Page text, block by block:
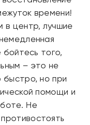
времени!
в центр, лучшие
бойтесь того,
– это не
быстро, но при
помощи и
Не